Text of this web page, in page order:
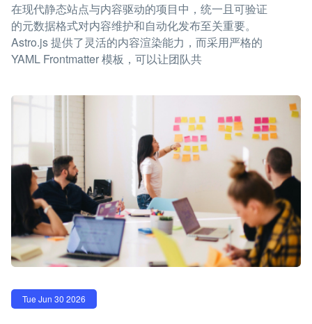
在现代静态站点与内容驱动的项目中，统一且可验证
的元数据格式对内容维护和自动化发布至关重要。
Astro.js 提供了灵活的内容渲染能力，而采用严格的
YAML Frontmatter 模板，可以让团队共
Tue Jun 30 2026